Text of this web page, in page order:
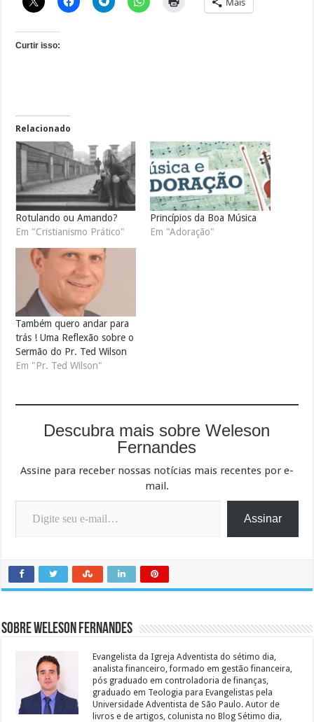
Curtir isso:
Relacionado
Rotulando ou Amando?
Em "Cristianismo Prático"
Princípios da Boa Música
Em "Adoração"
Também quero andar para
trás ! Uma Reflexão sobre o
Sermão do Pr. Ted Wilson
Em "Pr. Ted Wilson"
Descubra mais sobre Weleson
Fernandes
Assine para receber nossas notícias mais recentes por e-
mail.
Digite seu e-mail…
Assinar
Sobre Weleson Fernandes
Evangelista da Igreja Adventista do sétimo dia,
analista financeiro, formado em gestão financeira,
pós graduado em controladoria de finanças,
graduado em Teologia para Evangelistas pela
Universidade Adventista de São Paulo. Autor de
livros e de artigos, colunista no Blog Sétimo dia,